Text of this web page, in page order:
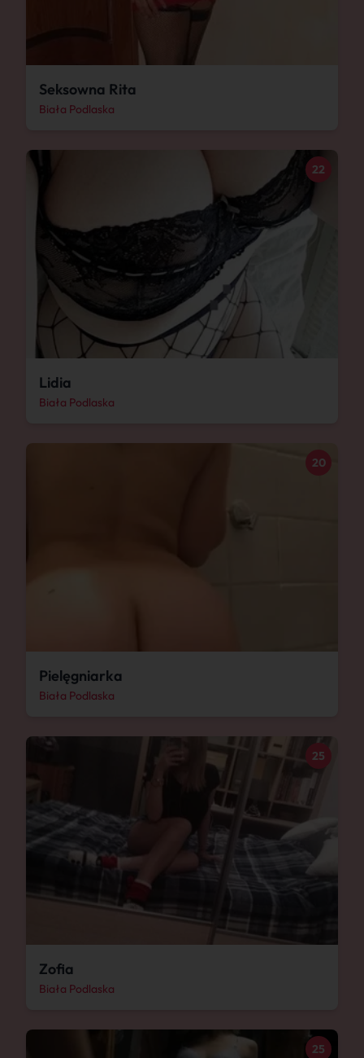
Seksowna Rita
Biała Podlaska
22
Lidia
Biała Podlaska
20
Pielęgniarka
Biała Podlaska
25
Zofia
Biała Podlaska
25